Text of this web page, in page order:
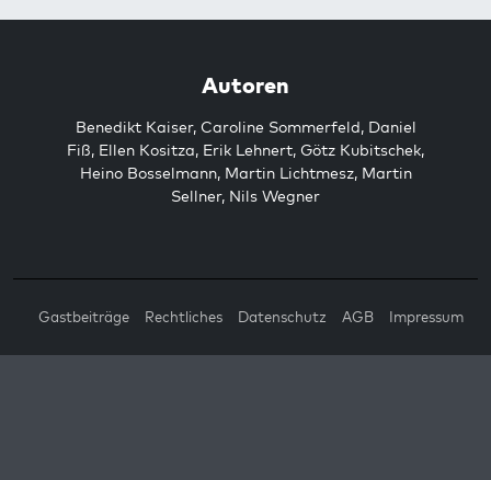
Autoren
Benedikt Kaiser, Caroline Sommerfeld, Daniel
Fiß, Ellen Kositza, Erik Lehnert, Götz Kubitschek,
Heino Bosselmann, Martin Lichtmesz, Martin
Sellner, Nils Wegner
Gastbeiträge Rechtliches Datenschutz AGB Impressum